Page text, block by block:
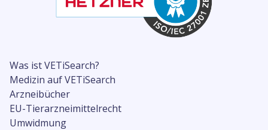
Was ist VETiSearch?
Medizin auf VETiSearch
Arzneibücher
EU-Tierarzneimittelrecht
Umwidmung